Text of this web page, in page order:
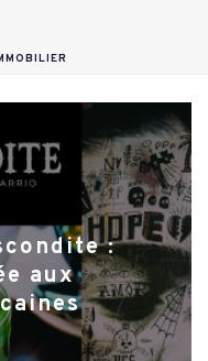
:
aux